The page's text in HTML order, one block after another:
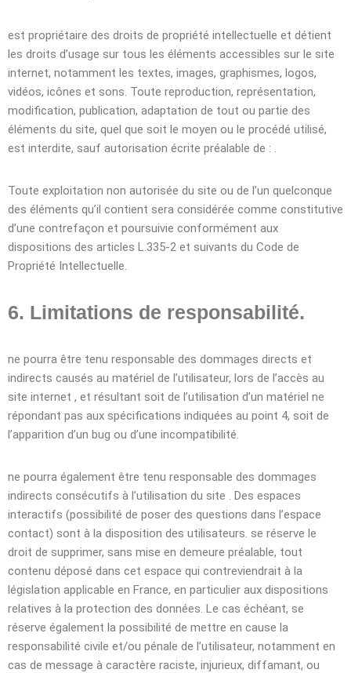
est propriétaire des droits de propriété intellectuelle et détient
les droits d’usage sur tous les éléments accessibles sur le site
internet, notamment les textes, images, graphismes, logos,
vidéos, icônes et sons. Toute reproduction, représentation,
modification, publication, adaptation de tout ou partie des
éléments du site, quel que soit le moyen ou le procédé utilisé,
est interdite, sauf autorisation écrite préalable de : .
Toute exploitation non autorisée du site ou de l’un quelconque
des éléments qu’il contient sera considérée comme constitutive
d’une contrefaçon et poursuivie conformément aux
dispositions des articles L.335-2 et suivants du Code de
Propriété Intellectuelle.
6. Limitations de responsabilité.
ne pourra être tenu responsable des dommages directs et
indirects causés au matériel de l’utilisateur, lors de l’accès au
site internet , et résultant soit de l’utilisation d’un matériel ne
répondant pas aux spécifications indiquées au point 4, soit de
l’apparition d’un bug ou d’une incompatibilité.
ne pourra également être tenu responsable des dommages
indirects consécutifs à l’utilisation du site . Des espaces
interactifs (possibilité de poser des questions dans l’espace
contact) sont à la disposition des utilisateurs. se réserve le
droit de supprimer, sans mise en demeure préalable, tout
contenu déposé dans cet espace qui contreviendrait à la
législation applicable en France, en particulier aux dispositions
relatives à la protection des données. Le cas échéant, se
réserve également la possibilité de mettre en cause la
responsabilité civile et/ou pénale de l’utilisateur, notamment en
cas de message à caractère raciste, injurieux, diffamant, ou